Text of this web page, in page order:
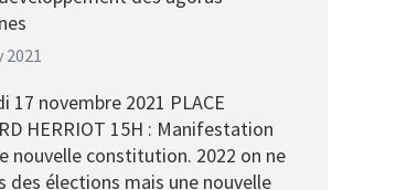
2021
17 novembre 2021 PLACE
HERRIOT 15H : Manifestation
nouvelle constitution. 2022 on ne
des élections mais une nouvelle